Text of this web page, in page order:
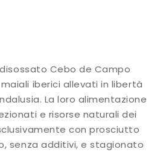
Cebo de Campo
maiali iberici allevati in libertà
La loro alimentazione
e risorse naturali dei
con prosciutto
senza additivi, e stagionato